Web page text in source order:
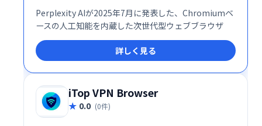
Perplexity AIが2025年7月に発表した、Chromiumベ
ースの人工知能を内蔵した次世代型ウェブブラウザ
詳しく見る
iTop VPN Browser
0.0 (0件)